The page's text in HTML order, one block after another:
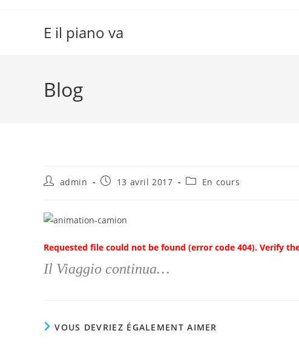
E il piano va
Blog
Auteur/autrice
publication :
admin
Publication
13 avril 2017
PostEn cours
Requested file could not be found (error code 404). Verify
Il Viaggio continua…
VOUS DEVRIEZ ÉGALEMENT AIMER